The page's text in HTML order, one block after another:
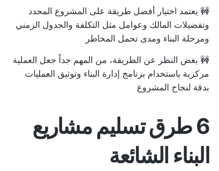
🚧 يعتمد اختيار أفضل طريقة على المشروع المحدد
وتفضيلات المالك وعوامل مثل التكلفة والجدول الزمني
ومرحلة البناء ومدى تحمل المخاطر
🚧 بغض النظر عن الطريقة، من المهم جداً جعل العملية
مركزية باستخدام برنامج إدارة البناء وتوثيق العمليات
بدقة لنجاح المشروع
6 طرق تسليم مشاريع
البناء الشائعة